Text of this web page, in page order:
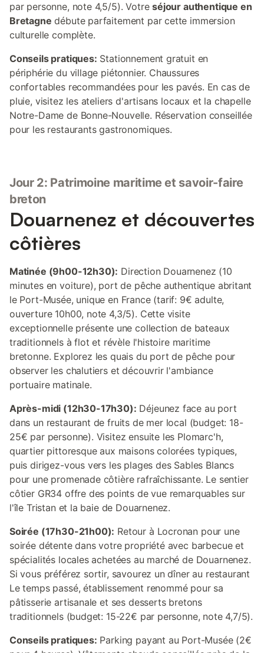
par personne, note 4,5/5). Votreséjour authentique en
Bretagne débute parfaitement par cette immersion
culturelle complète.
Conseils pratiques: Stationnement gratuit en
périphérie du village piétonnier. Chaussures
confortables recommandées pour les pavés. En cas de
pluie, visitez les ateliers d'artisans locaux et la chapelle
Notre-Dame de Bonne-Nouvelle. Réservation conseillée
pour les restaurants gastronomiques.
Jour 2: Patrimoine maritime et savoir-faire
breton
Douarnenez et découvertes
côtières
Matinée (9h00-12h30): Direction Douarnenez (10
minutes en voiture), port de pêche authentique abritant
le Port-Musée, unique en France (tarif: 9€ adulte,
ouverture 10h00, note 4,3/5). Cette visite
exceptionnelle présente une collection de bateaux
traditionnels à flot et révèle l'histoire maritime
bretonne. Explorez les quais du port de pêche pour
observer les chalutiers et découvrir l'ambiance
portuaire matinale.
Après-midi (12h30-17h30): Déjeunez face au port
dans un restaurant de fruits de mer local (budget: 18-
25€ par personne). Visitez ensuite les Plomarc'h,
quartier pittoresque aux maisons colorées typiques,
puis dirigez-vous vers les plages des Sables Blancs
pour une promenade côtière rafraîchissante. Le sentier
côtier GR34 offre des points de vue remarquables sur
l'île Tristan et la baie de Douarnenez.
Soirée (17h30-21h00): Retour à Locronan pour une
soirée détente dans votre propriété avec barbecue et
spécialités locales achetées au marché de Douarnenez.
Si vous préférez sortir, savourez un dîner au restaurant
Le temps passé, établissement renommé pour sa
pâtisserie artisanale et ses desserts bretons
traditionnels (budget: 15-22€ par personne, note 4,7/5).
Conseils pratiques: Parking payant au Port-Musée (2€